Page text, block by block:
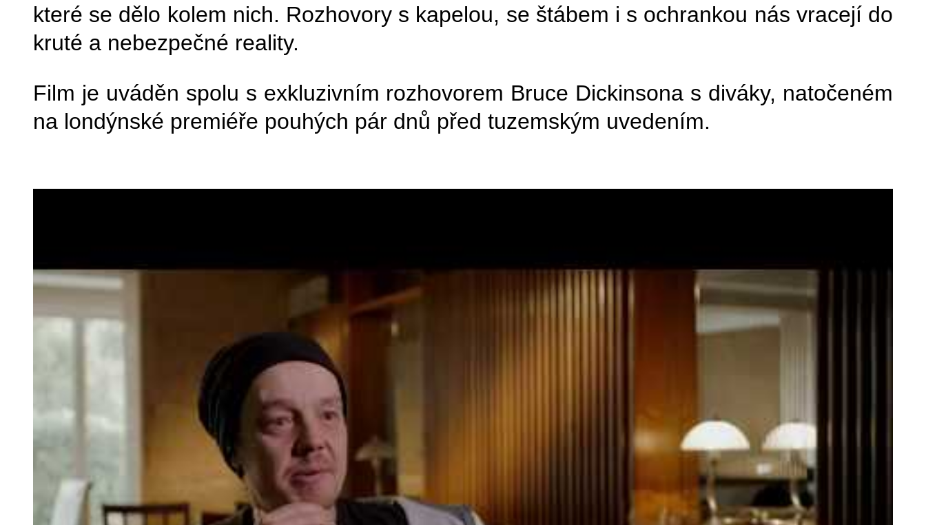
které se dělo kolem nich. Rozhovory s kapelou, se štábem i s ochrankou nás vracejí do
kruté a nebezpečné reality.
Film je uváděn spolu s exkluzivním rozhovorem Bruce Dickinsona s diváky, natočeném
na londýnské premiéře pouhých pár dnů před tuzemským uvedením.